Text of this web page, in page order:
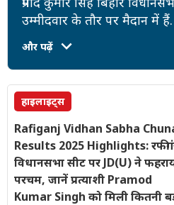
उम्मीदवार के तौर पर मैदान में
और उनकी शैक्षिक योग्यता
केसों की संख्या (4) है. उनकी कुल
रुपये है, जबकि उन पर 0 रुपये
और पढ़ें
हाइलाइट्स
Rafiganj Vidhan Sabha
Results 2025 Highlights:
विधानसभा सीट पर JD(U) ने
परचम, जानें प्रत्याशी Pramod
Kumar Singh को मिली कितनी